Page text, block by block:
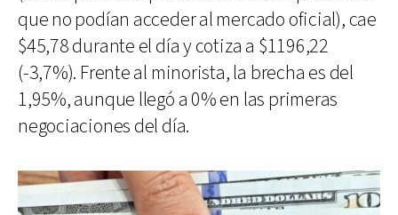
que no podían acceder al mercado oficial), cae
$45,78 durante el día y cotiza a $1196,22
(-3,7%). Frente al minorista, la brecha es del
1,95%, aunque llegó a 0% en las primeras
negociaciones del día.